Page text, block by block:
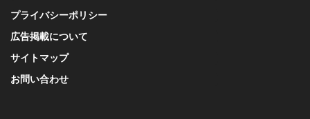
プライバシーポリシー
広告掲載について
サイトマップ
お問い合わせ